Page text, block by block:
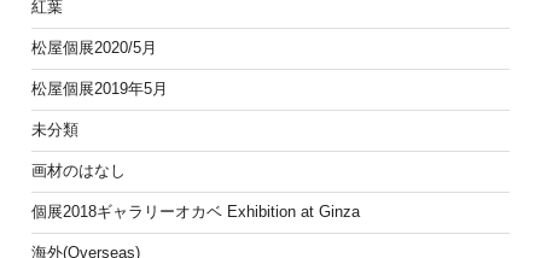
紅葉
松屋個展2020/5月
松屋個展2019年5月
未分類
画材のはなし
個展2018ギャラリーオカベ Exhibition at Ginza
海外(Overseas)